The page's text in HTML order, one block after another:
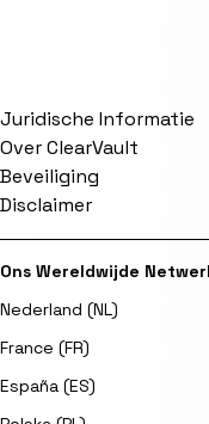
Juridische Informatie
Over ClearVault
Beveiliging
Disclaimer
Ons Wereldwijde
Nederland (NL)
France (FR)
España (ES)